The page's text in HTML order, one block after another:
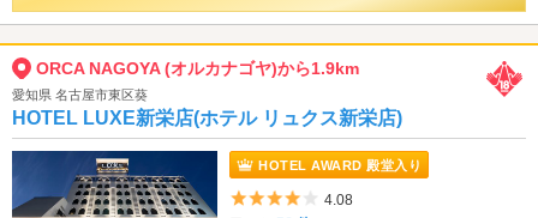
ORCA NAGOYA (オルカナゴヤ)から1.9km
愛知県 名古屋市東区葵
HOTEL LUXE新栄店(ホテル リュクス新栄店)
HOTEL AWARD 殿堂入り
5つ星のうち4
4.08